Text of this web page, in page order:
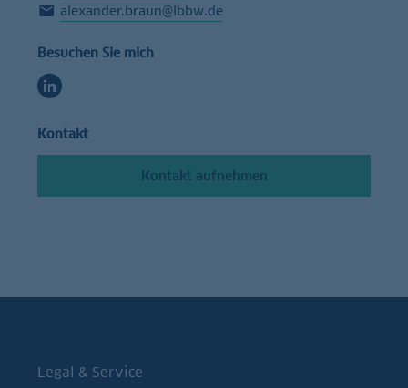
alexander.braun@lbbw.de
Besuchen Sie mich
Kontakt
Kontakt aufnehmen
Legal & Service